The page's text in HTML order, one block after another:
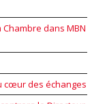
dans MBN
cœur des échanges